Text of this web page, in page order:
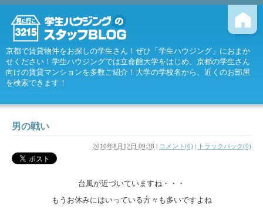
京都で賃貸物件をお探しの学生さん！ぜひ「学生ハウジング」におまか
せください！学生ハウジングでは立命館大学をはじめ、京都の学生さん
向けの賃貸マンションを多数ご紹介！大学の学校名から、近くのお部屋
を検索できます！
男の戦い
2010年8月12日 09:38 | コメント(0) | トラックバック(0)
台風が近づいていますね・・・
もうお休みにはいっている方々も多いですよね